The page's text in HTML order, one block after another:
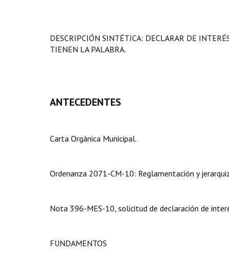
DESCRIPCIÓN SINTÉTICA: DECLARAR DE
TIENEN LA PALABRA.
ANTECEDENTES
Carta Orgánica Municipal.
Ordenanza 2071-CM-10: Reglamentación y
Nota 396-MES-10, solicitud de declaración de
FUNDAMENTOS